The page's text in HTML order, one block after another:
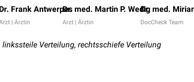
Dr. Frank Antwerpes
| Ärztin
Dr. med. Martin P. Wedig
Arzt | Ärztin
Dr. med.
DocCheck Team
Verteilung, rechtsschiefe Verteilung